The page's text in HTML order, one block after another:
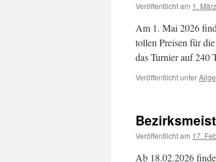
Veröffentlicht am 1.
Am 1. Mai 2026
tollen Preisen für
das Turnier auf 240
Veröffentlicht unter
Veröffentlicht am 17.
Ab 18.02.2026